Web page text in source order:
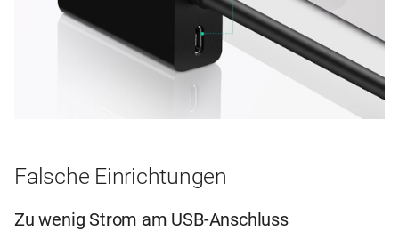
Falsche Einrichtungen
Zu wenig Strom am USB-Anschluss